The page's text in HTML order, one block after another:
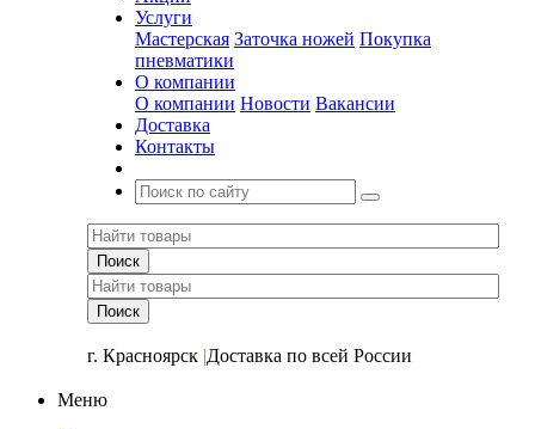
Услуги
Мастерская Заточка ножей Покупка
пневматики
О компании
О компании Новости Вакансии
Доставка
Контакты
г. Красноярск |Доставка по всей России
Меню